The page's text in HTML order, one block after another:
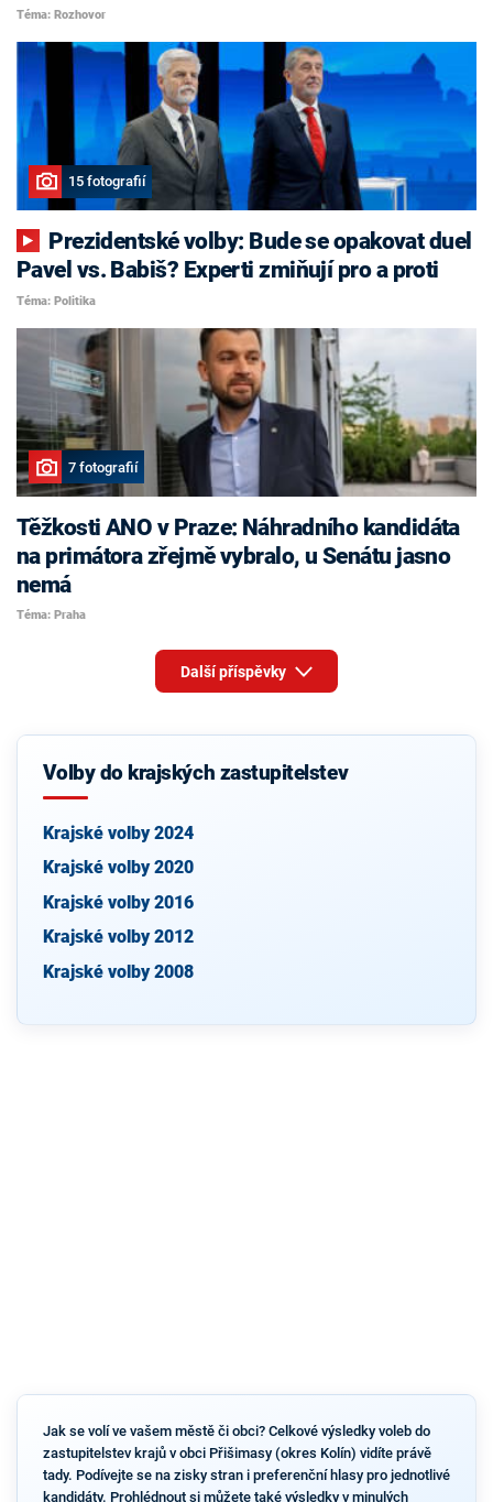
Téma: Rozhovor
15 fotografií
Pavel vs. Babiš? Experti zmiňují pro a proti
Téma: Politika
7 fotografií
Těžkosti ANO v Praze: Náhradního kandidáta
na primátora zřejmě vybralo, u Senátu jasno
nemá
Téma: Praha
Další příspěvky
Volby do krajských zastupitelstev
Krajské volby 2024
Krajské volby 2020
Krajské volby 2016
Krajské volby 2012
Krajské volby 2008
Jak se volí ve vašem městě či obci? Celkové výsledky voleb do
zastupitelstev krajů v obci Přišimasy (okres Kolín) vidíte právě
tady. Podívejte se na zisky stran i preferenční hlasy pro jednotlivé
kandidáty. Prohlédnout si můžete také výsledky v minulých